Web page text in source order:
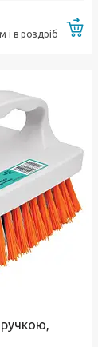
і в роздріб